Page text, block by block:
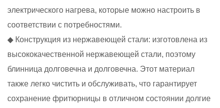
электрического нагрева, которые можно настроить в
соответствии с потребностями.
◆ Конструкция из нержавеющей стали: изготовлена из
высококачественной нержавеющей стали, поэтому
блинница долговечна и долговечна. Этот материал
также легко чистить и обслуживать, что гарантирует
сохранение фритюрницы в отличном состоянии долгие